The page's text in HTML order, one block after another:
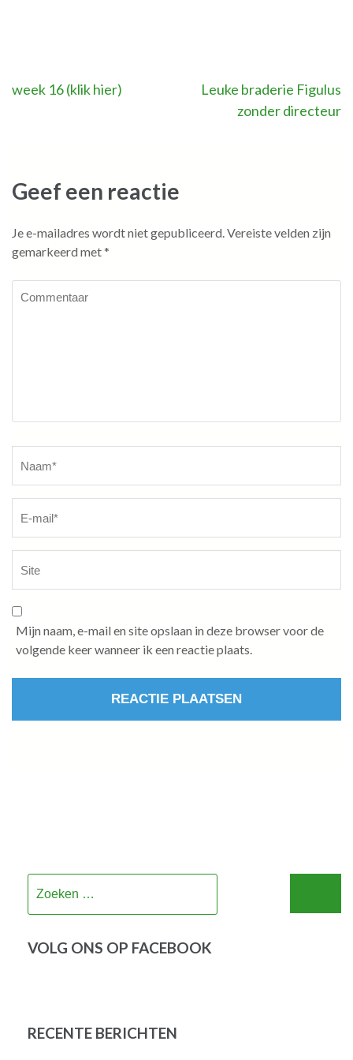
Bericht
week 16 (klik hier)
Leuke braderie Figulus
zonder directeur
Geef een reactie
Je e-mailadres wordt niet gepubliceerd.Vereiste velden zijn
gemarkeerd met*
Mijn naam, e-mail en site opslaan in deze browser voor de
volgende keer wanneer ik een reactie plaats.
VOLG ONS OP FACEBOOK
RECENTE BERICHTEN